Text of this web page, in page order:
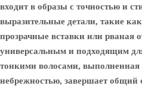
входит в образы с точностью и
выразительные детали, такие
прозрачные вставки или рваная
универсальным и подходящим
тонкими волосами, выполненная
небрежностью, завершает общий